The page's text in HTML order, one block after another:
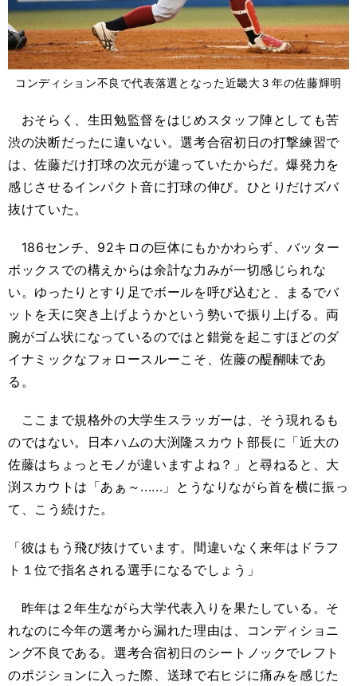
コンディション不良で代表落選となった近畿大３年の佐藤輝明
おそらく、生田勉監督をはじめスタッフ陣としても苦
渋の決断だったに違いない。選考合宿初日の打撃練習で
は、佐藤だけ打球の次元が違っていたからだ。爆発力を
感じさせるインパクト音に打球の伸び。ひとりだけ ズバ
抜けていた。
186センチ、 92キロの巨体にもかかわらず、バッター
ボックスでの構えからは余計な力みが一切感じられな
い。ゆったりとすり足でボールを呼び込むと、まるでバ
ットを天に突き上げようかという勢いで振り上げる。両
腕がゴム状になっているのではと錯覚を起こすほどのダ
イナミックなフォロースルーこそ、佐藤の醍醐味であ
る。
ここまで規格外の大学生スラッガーは、そう現れるも
のではない。日本ハムの大渕隆スカウト部長に「近大の
佐藤はちょっとモノが違いますよね？」と尋ねると、大
渕スカウトは「あぁ～......」とうなりながら首を横に振っ
て、こう続けた。
「彼はもう飛び抜けています。間違いなく来年はドラフ
ト１位で指名される選手になるでしょう」
昨年は２年生ながら大学代表入りを果たしている。そ
れなのに今年の選考から漏れた理由は、コンディショニ
ング不良である。選考合宿初日のシートノックでレフト
のポジションに入った際、送球で右ヒジに痛みを感じた